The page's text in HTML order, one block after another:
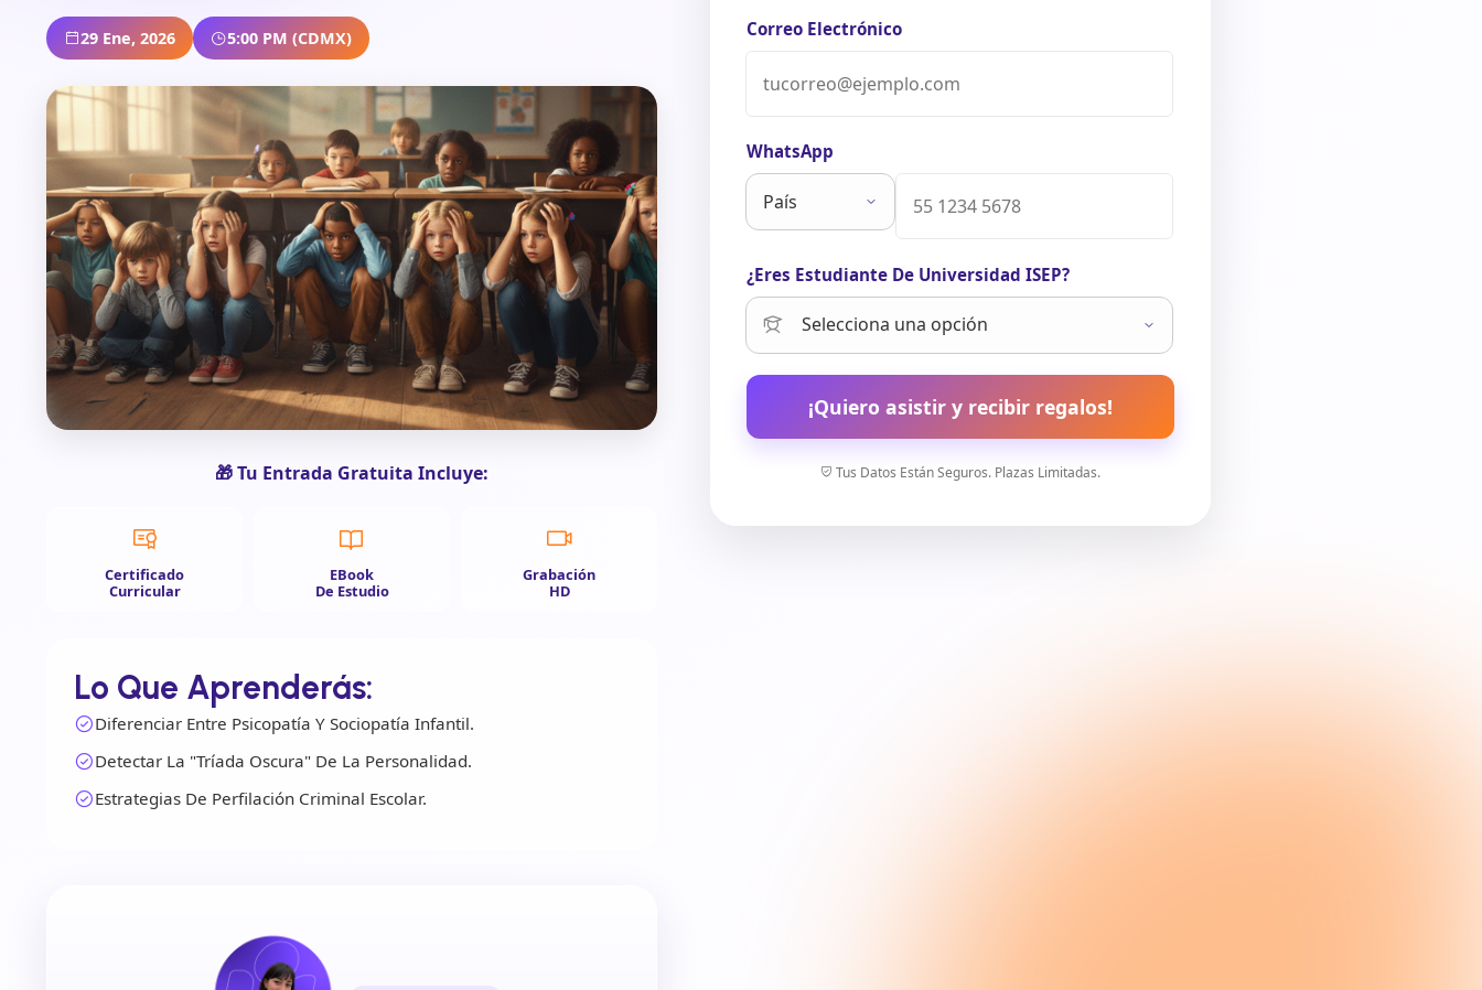
29 Ene, 2026 5:00 PM (CDMX)
🎁 Tu Entrada Gratuita Incluye:
Certificado
Curricular
EBook
De Estudio
Grabación
HD
Lo Que Aprenderás:
Diferenciar Entre Psicopatía Y Sociopatía Infantil.
Detectar La "Tríada Oscura" De La Personalidad.
Estrategias De Perfilación Criminal Escolar.
Correo Electrónico
WhatsApp
¿Eres Estudiante De Universidad ISEP?
¡Quiero asistir y recibir regalos!
Tus Datos Están Seguros. Plazas Limitadas.